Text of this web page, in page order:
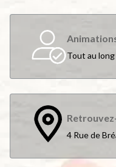
Tout au
4 Rue de